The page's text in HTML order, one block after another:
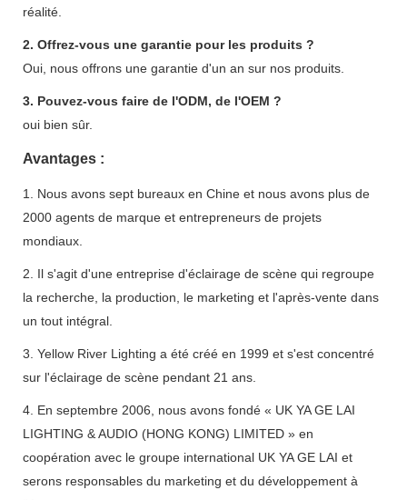
réalité.
2. Offrez-vous une garantie pour les produits ?
Oui, nous offrons une garantie d'un an sur nos produits.
3. Pouvez-vous faire de l'ODM, de l'OEM ?
oui bien sûr.
Avantages :
1. Nous avons sept bureaux en Chine et nous avons plus de
2000 agents de marque et entrepreneurs de projets
mondiaux.
2. Il s'agit d'une entreprise d'éclairage de scène qui regroupe
la recherche, la production, le marketing et l'après-vente dans
un tout intégral.
3. Yellow River Lighting a été créé en 1999 et s'est concentré
sur l'éclairage de scène pendant 21 ans.
4. En septembre 2006, nous avons fondé « UK YA GE LAI
LIGHTING & AUDIO (HONG KONG) LIMITED » en
coopération avec le groupe international UK YA GE LAI et
serons responsables du marketing et du développement à